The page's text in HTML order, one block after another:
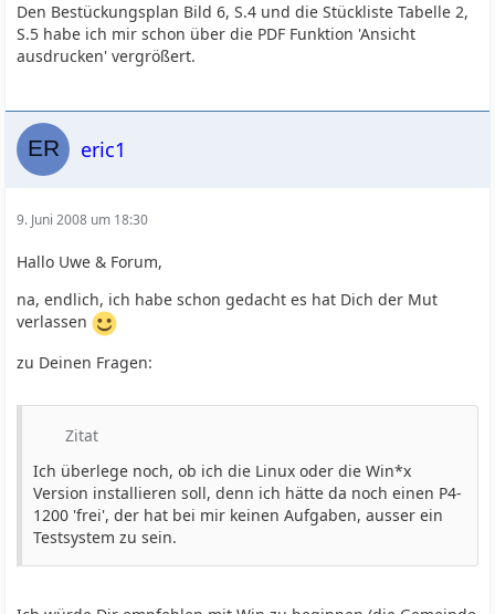
Den Bestückungsplan Bild 6, S.4 und die Stückliste Tabelle 2,
S.5 habe ich mir schon über die PDF Funktion 'Ansicht
ausdrucken' vergrößert.
eric1
9. Juni 2008 um 18:30
Hallo Uwe & Forum,
na, endlich, ich habe schon gedacht es hat Dich der Mut
verlassen
zu Deinen Fragen:
Zitat
Ich überlege noch, ob ich die Linux oder die Win*x
Version installieren soll, denn ich hätte da noch einen P4-
1200 'frei', der hat bei mir keinen Aufgaben, ausser ein
Testsystem zu sein.